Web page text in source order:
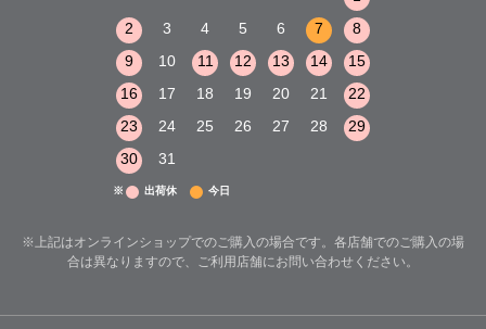
2
3 4 5 6 7
8
9
10 11 12 13 14
15
16
17 18 19 20 21
22
23
24 25 26 27 28
29
30
31
※ 出荷休 今日
※上記はオンラインショップでのご購入の場合です。各店舗でのご購入の場
合は異なりますので、ご利用店舗にお問い合わせください。